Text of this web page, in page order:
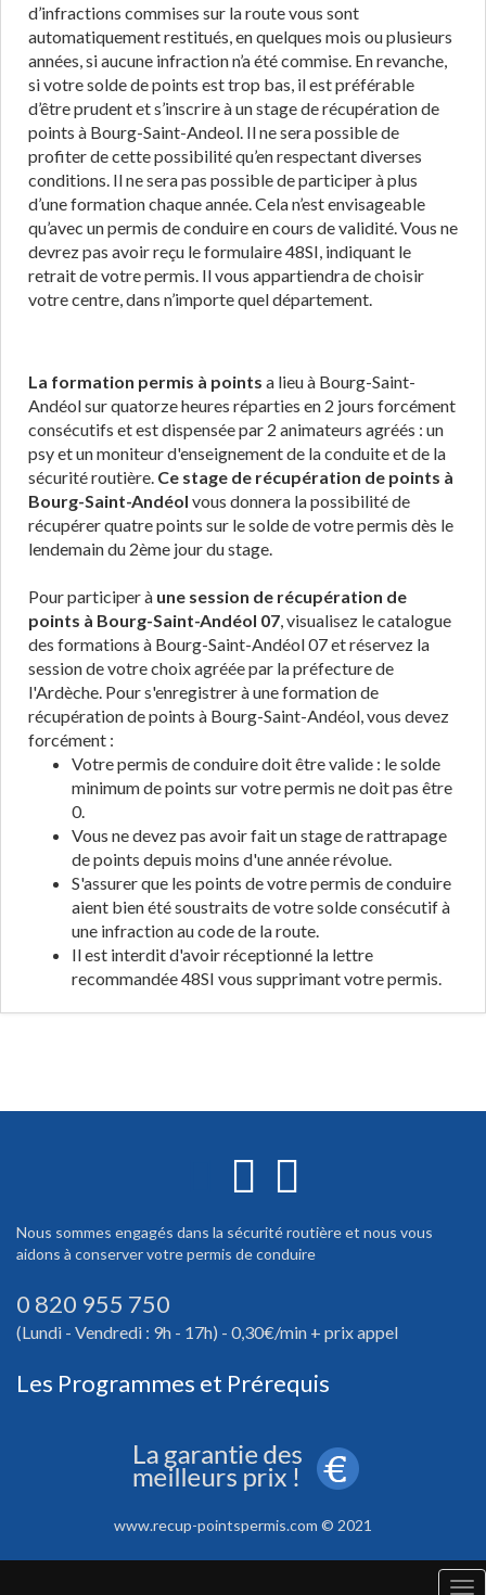
d’infractions commises sur la route vous sont
automatiquement restitués, en quelques mois ou plusieurs
années, si aucune infraction n’a été commise. En revanche,
si votre solde de points est trop bas, il est préférable
d’être prudent et s’inscrire à un stage de récupération de
points à Bourg-Saint-Andeol. Il ne sera possible de
profiter de cette possibilité qu’en respectant diverses
conditions. Il ne sera pas possible de participer à plus
d’une formation chaque année. Cela n’est envisageable
qu’avec un permis de conduire en cours de validité. Vous ne
devrez pas avoir reçu le formulaire 48SI, indiquant le
retrait de votre permis. Il vous appartiendra de choisir
votre centre, dans n’importe quel département.
La formation permis à points a lieu à Bourg-Saint-
Andéol sur quatorze heures réparties en 2 jours forcément
consécutifs et est dispensée par 2 animateurs agréés : un
psy et un moniteur d'enseignement de la conduite et de la
sécurité routière. Ce stage de récupération de points à
Bourg-Saint-Andéol vous donnera la possibilité de
récupérer quatre points sur le solde de votre permis dès le
lendemain du 2ème jour du stage.
Pour participer à une session de récupération de
points à Bourg-Saint-Andéol 07, visualisez le catalogue
des formations à Bourg-Saint-Andéol 07 et réservez la
session de votre choix agréée par la préfecture de
l'Ardèche. Pour s'enregistrer à une formation de
récupération de points à Bourg-Saint-Andéol, vous devez
forcément :
Votre permis de conduire doit être valide : le solde
minimum de points sur votre permis ne doit pas être
0.
Vous ne devez pas avoir fait un stage de rattrapage
de points depuis moins d'une année révolue.
S'assurer que les points de votre permis de conduire
aient bien été soustraits de votre solde consécutif à
une infraction au code de la route.
Il est interdit d'avoir réceptionné la lettre
recommandée 48SI vous supprimant votre permis.
Nous sommes engagés dans la sécurité routière et nous vous
aidons à conserver votre permis de conduire
0 820 955 750
(Lundi - Vendredi : 9h - 17h) - 0,30€/min + prix appel
Les Programmes et Prérequis
www.recup-pointspermis.com © 2021